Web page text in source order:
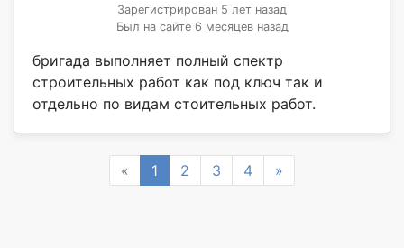
Зарегистрирован 5 лет назад
Был на сайте 6 месяцев назад
бригада выполняет полный спектр
строительных работ как под ключ так и
отдельно по видам стоительных работ.
« Previous
1 2 3 4 »